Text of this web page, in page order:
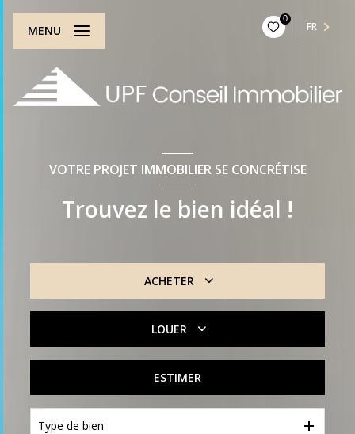
0
FR
MENU
VOTRE PROJET IMMOBILIER SE CONCRÉTISE
Trouvez le bien idéal !
ACHETER
De l'immo pro
LOUER
ESTIMER
Type de bien